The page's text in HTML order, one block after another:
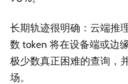
长期轨迹很明确：云端推
数 token 将在设备端或边
极少数真正困难的查询，
场。